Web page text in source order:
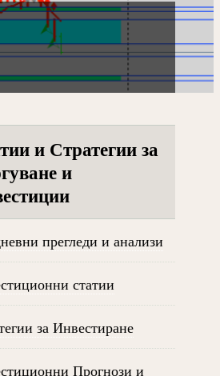
и Стратегии за
и
прегледи и анализи
статии
за Инвестиране
Прогнози и